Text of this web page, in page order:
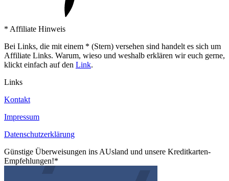
* Affiliate Hinweis
Bei Links, die mit einem * (Stern) versehen sind handelt es sich um
Affiliate Links. Warum, wieso und weshalb erklären wir euch gerne,
klickt einfach auf den Link.
Links
Kontakt
Impressum
Datenschutzerklärung
Günstige Überweisungen ins AUsland und unsere Kreditkarten-
Empfehlungen!*